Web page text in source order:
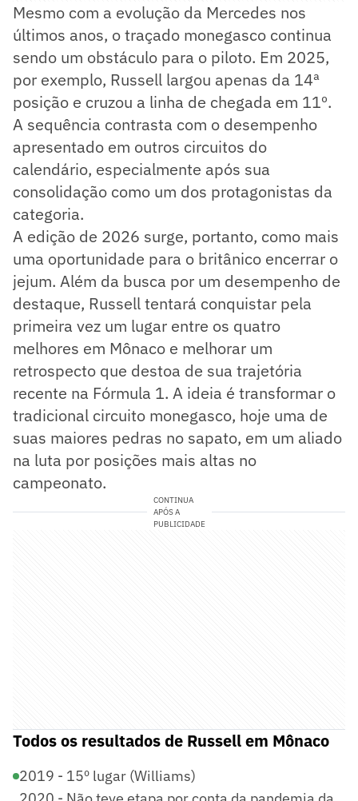
Mesmo com a evolução da Mercedes nos
últimos anos, o traçado monegasco continua
sendo um obstáculo para o piloto. Em 2025,
por exemplo, Russell largou apenas da 14ª
posição e cruzou a linha de chegada em 11º.
A sequência contrasta com o desempenho
apresentado em outros circuitos do
calendário, especialmente após sua
consolidação como um dos protagonistas da
categoria.
A edição de 2026 surge, portanto, como mais
uma oportunidade para o britânico encerrar o
jejum. Além da busca por um desempenho de
destaque, Russell tentará conquistar pela
primeira vez um lugar entre os quatro
melhores em Mônaco e melhorar um
retrospecto que destoa de sua trajetória
recente na Fórmula 1. A ideia é transformar o
tradicional circuito monegasco, hoje uma de
suas maiores pedras no sapato, em um aliado
na luta por posições mais altas no
campeonato.
CONTINUA
APÓS A
PUBLICIDADE
Todos os resultados de Russell em Mônaco
2019 - 15º lugar (Williams)